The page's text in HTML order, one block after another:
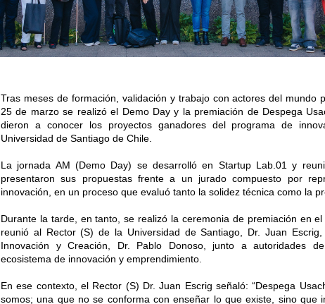
Tras meses de formación, validación y trabajo con actores del mundo
25 de marzo se realizó el Demo Day y la premiación de Despega
dieron a conocer los proyectos ganadores del programa de
Universidad de Santiago de Chile.
La jornada AM (Demo Day) se desarrolló en Startup Lab.01 y
presentaron sus propuestas frente a un jurado compuesto por
innovación, en un proceso que evaluó tanto la solidez técnica como la
Durante la tarde, en tanto, se realizó la ceremonia de premiación en
reunió al Rector (S) de la Universidad de Santiago, Dr. Juan Escrig,
Innovación y Creación, Dr. Pablo Donoso, junto a autoridades
ecosistema de innovación y emprendimiento.
En ese contexto, el Rector (S) Dr. Juan Escrig señaló: “Despega
somos; una que no se conforma con enseñar lo que existe, sino que